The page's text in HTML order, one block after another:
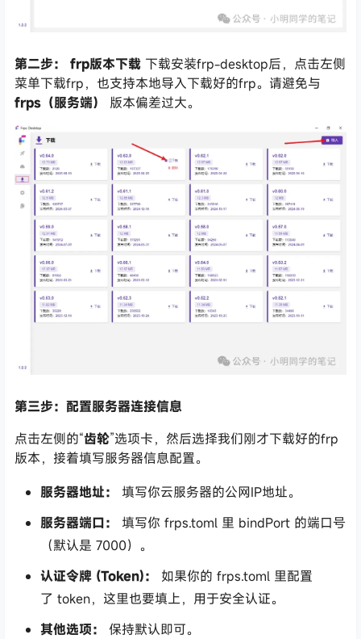
第二步： frp版本下载 下载安装frp-desktop后，点击左侧
菜单下载frp，也支持本地导入下载好的frp。请避免与
frps（服务端）
版本偏差过大。
第三步：配置服务器连接信息
点击左侧的“齿轮”选项卡，然后选择我们刚才下载好的frp
版本，接着填写服务器信息配置。
服务器地址：
填写你云服务器的公网IP地址。
服务器端口：
填写你 frps.toml 里 bindPort 的端口号
（默认是 7000）。
认证令牌 (Token)：
如果你的 frps.toml 里配置
了 token，这里也要填上，用于安全认证。
其他选项：
保持默认即可。